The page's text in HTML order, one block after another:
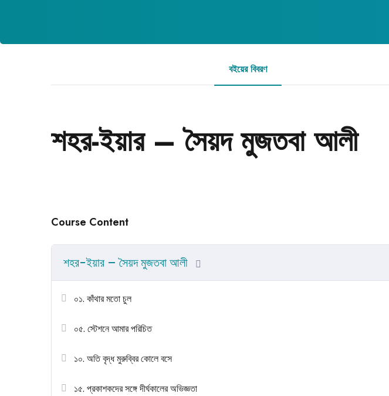
বইয়ের বিবরণ
শহর-ইয়ার – সৈয়দ মুজতবা আলী
Course Content
শহর-ইয়ার – সৈয়দ মুজতবা আলী
০১. কাঁথার মতো চুল
০৫. স্টেশনে আমার পরিচিত
১০. অতি বৃদ্ধ মুরুব্বির কোলে বসে
১৫. প্রকাশকদের সঙ্গে দীর্ঘকালের অভিজ্ঞতা